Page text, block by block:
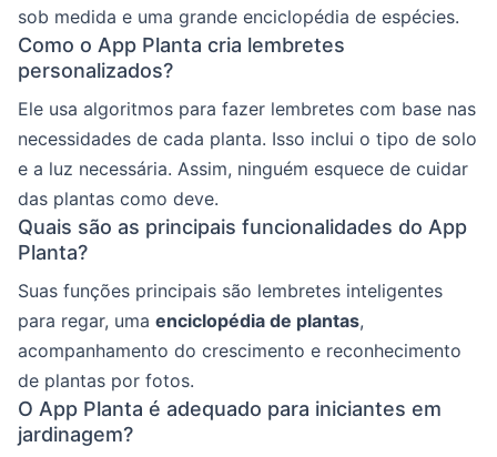
sob medida e uma grande enciclopédia de espécies.
Como o App Planta cria lembretes
personalizados?
Ele usa algoritmos para fazer lembretes com base nas
necessidades de cada planta. Isso inclui o tipo de solo
e a luz necessária. Assim, ninguém esquece de cuidar
das plantas como deve.
Quais são as principais funcionalidades do App
Planta?
Suas funções principais são lembretes inteligentes
para regar, uma enciclopédia de plantas,
acompanhamento do crescimento e reconhecimento
de plantas por fotos.
O App Planta é adequado para iniciantes em
jardinagem?